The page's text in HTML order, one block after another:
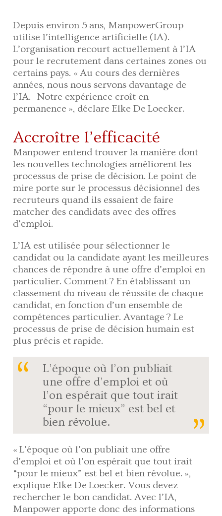
Depuis environ 5 ans, ManpowerGroup
utilise l’intelligence artificielle (IA).
L’organisation recourt actuellement à l’IA
pour le recrutement dans certaines zones ou
certains pays. « Au cours des dernières
années, nous nous servons davantage de
l’IA. Notre expérience croît en
permanence », déclare Elke De Loecker.
Accroître l’efficacité
Manpower entend trouver la manière dont
les nouvelles technologies améliorent les
processus de prise de décision. Le point de
mire porte sur le processus décisionnel des
recruteurs quand ils essaient de faire
matcher des candidats avec des offres
d’emploi.
L’IA est utilisée pour sélectionner le
candidat ou la candidate ayant les meilleures
chances de répondre à une offre d’emploi en
particulier. Comment ? En établissant un
classement du niveau de réussite de chaque
candidat, en fonction d’un ensemble de
compétences particulier. Avantage ? Le
processus de prise de décision humain est
plus précis et rapide.
L’époque où l’on publiait
une offre d’emploi et où
l’on espérait que tout irait
“pour le mieux” est bel et
bien révolue.
« L’époque où l’on publiait une offre
d’emploi et où l’on espérait que tout irait
“pour le mieux” est bel et bien révolue. »,
explique Elke De Loecker. Vous devez
rechercher le bon candidat. Avec l’IA,
Manpower apporte donc des informations